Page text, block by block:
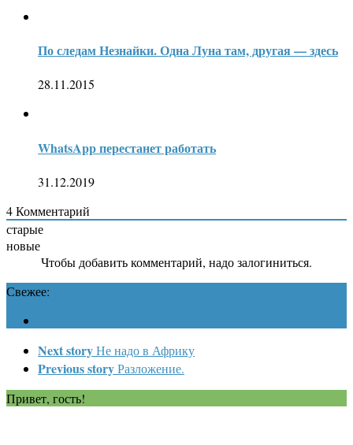
По следам Незнайки. Одна Луна там, другая — здесь
28.11.2015
WhatsApp перестанет работать
31.12.2019
4Комментарий
старые
новые
Чтобы добавить комментарий, надо залогиниться.
Свежее:
Next storyНе надо в Африку
Previous storyРазложение.
Привет, гость!